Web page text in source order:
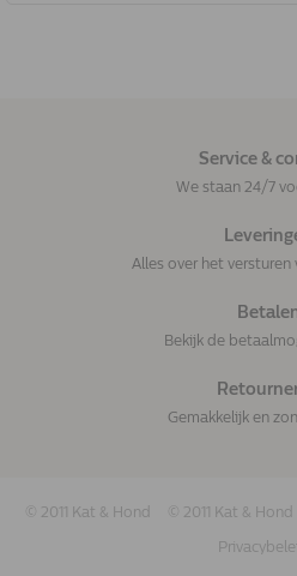
Service &
We staan 24/7
Alles over het versturen
Bekijk de
Gemakkelijk en
© 2011 Kat & Hond © 2011 Kat & Hond